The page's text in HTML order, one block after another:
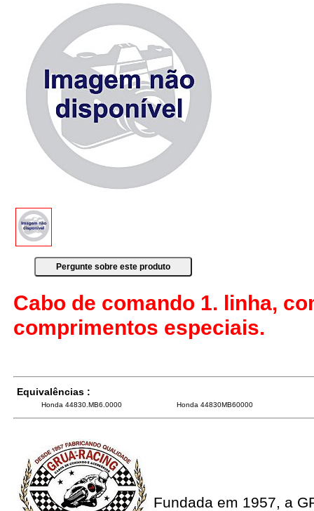
Cabo de comando 1. linha,
comprimentos especiais.
Equivalências :
Honda 44830.MB6.0000 Honda 44830MB60000
Fundada em 1957, a